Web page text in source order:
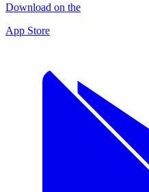
Download on the
App Store